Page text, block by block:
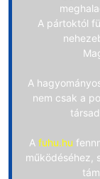
A pártoktól
A
nem csak a
A fuhu.hu
működéséhez,